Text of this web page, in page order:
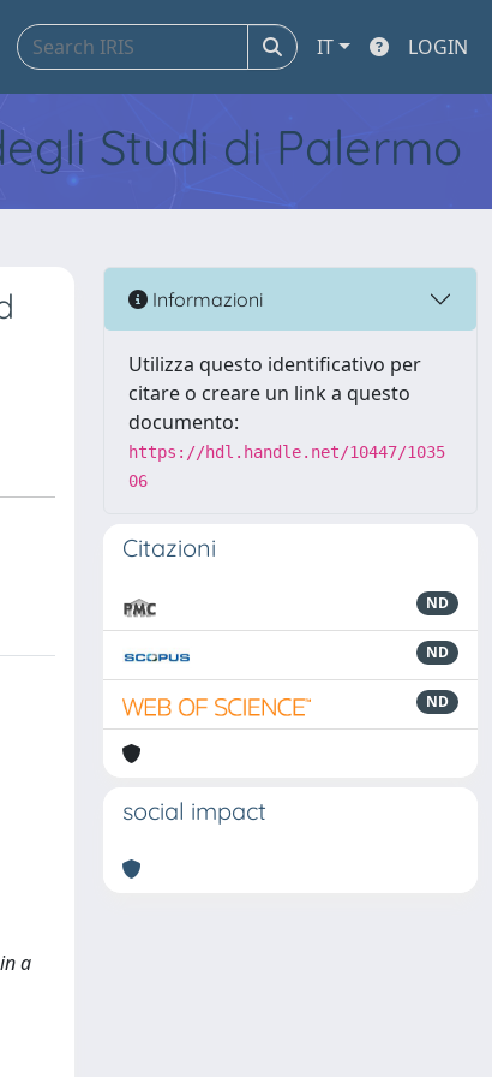
IT LOGIN
Studi di Palermo
a
Informazioni
Utilizza questo identificativo per
citare o creare un link a questo
documento:
https://hdl.handle.net/10447/1035
06
Citazioni
ND
ND
ND
social impact